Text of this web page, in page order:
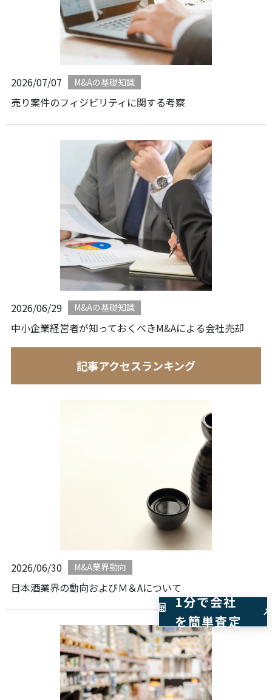
2026/07/07 M&Aの基礎知識
売り案件のフィジビリティに関する考察
2026/06/29 M&Aの基礎知識
中小企業経営者が知っておくべきM&Aによる会社売却
記事アクセスランキング
2026/06/30 M&A業界動向
日本酒業界の動向およびＭ＆Aについて
1分で会社
を簡単査定